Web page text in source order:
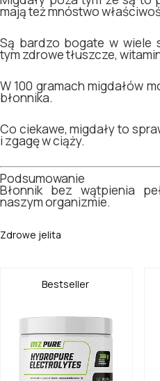
mają też mnóstwo
Są bardzo bogate w wiele
tym zdrowe tłuszcze,
W 100 gramach migdałów
błonnika.
Co ciekawe, migdały to
i zgagę w ciąży.
Podsumowanie
Błonnik bez wątpienia
naszym organizmie.
Zdrowe jelita
Bestseller